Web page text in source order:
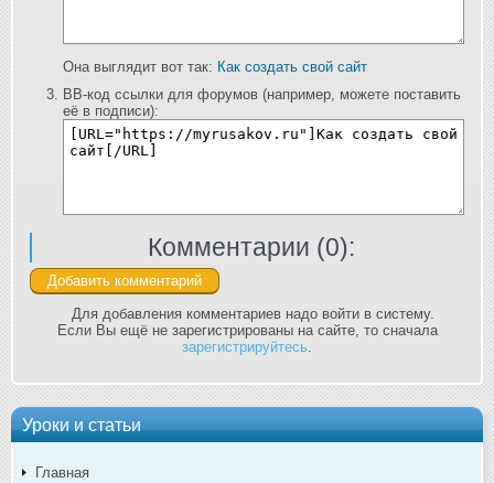
Уроки и статьи
Главная
Она выглядит вот так: Как создать свой сайт
BB-код ссылки для форумов (например, можете поставить
её в подписи):
Комментарии (0):
Для добавления комментариев надо войти в систему.
Если Вы ещё не зарегистрированы на сайте, то сначала
зарегистрируйтесь.